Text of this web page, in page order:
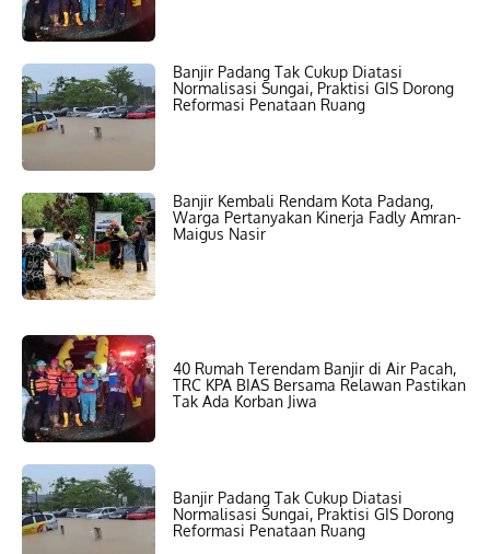
Banjir Padang Tak Cukup Diatasi
Normalisasi Sungai, Praktisi GIS Dorong
Reformasi Penataan Ruang
Banjir Kembali Rendam Kota Padang,
Warga Pertanyakan Kinerja Fadly Amran-
Maigus Nasir
40 Rumah Terendam Banjir di Air Pacah,
TRC KPA BIAS Bersama Relawan Pastikan
Tak Ada Korban Jiwa
Banjir Padang Tak Cukup Diatasi
Normalisasi Sungai, Praktisi GIS Dorong
Reformasi Penataan Ruang